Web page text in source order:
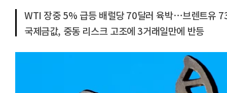
WTI 장중 5% 급등 배럴당 70달러 육박⋯브렌트유
국제금값, 중동 리스크 고조에 3거래일만에 반등